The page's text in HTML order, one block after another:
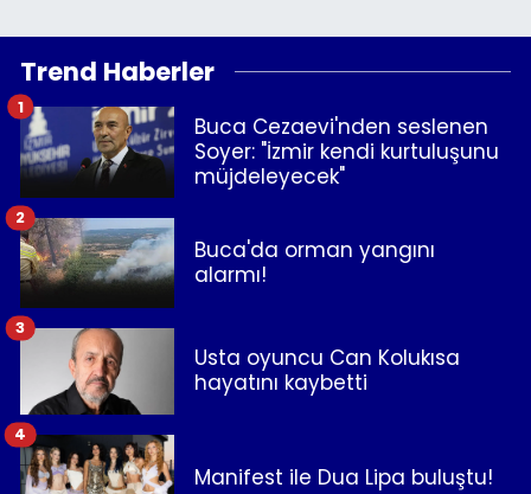
Trend Haberler
Buca Cezaevi'nden seslenen
Soyer: "İzmir kendi kurtuluşunu
müjdeleyecek"
1
Buca'da orman yangını
alarmı!
2
Usta oyuncu Can Kolukısa
hayatını kaybetti
3
Manifest ile Dua Lipa buluştu!
4